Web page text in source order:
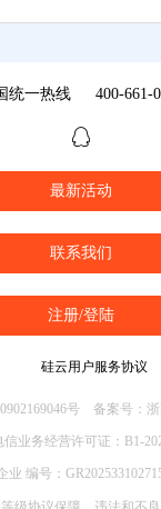
统一热线 400-661-
最新活动
联系我们
注册/登陆
硅云用户服务协议
号 备案号：浙
信业务经营许可证：B1-
业 编号：